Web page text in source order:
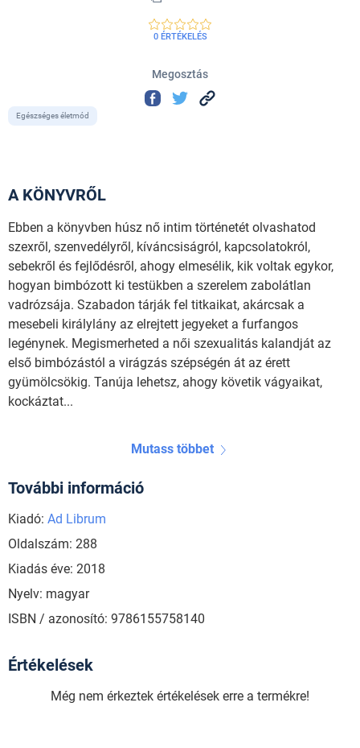
0 ÉRTÉKELÉS
Megosztás
Egészséges életmód
A KÖNYVRŐL
Ebben a könyvben húsz nő intim történetét olvashatod
szexről, szenvedélyről, kíváncsiságról, kapcsolatokról,
sebekről és fejlődésről, ahogy elmesélik, kik voltak egykor,
hogyan bimbózott ki testükben a szerelem zabolátlan
vadrózsája. Szabadon tárják fel titkaikat, akárcsak a
mesebeli királylány az elrejtett jegyeket a furfangos
legénynek. Megismerheted a női szexualitás kalandját az
első bimbózástól a virágzás szépségén át az érett
gyümölcsökig. Tanúja lehetsz, ahogy követik vágyaikat,
kockáztat...
Mutass többet
További információ
Kiadó: Ad Librum
Oldalszám: 288
Kiadás éve: 2018
Nyelv: magyar
ISBN / azonosító: 9786155758140
Értékelések
Még nem érkeztek értékelések erre a termékre!